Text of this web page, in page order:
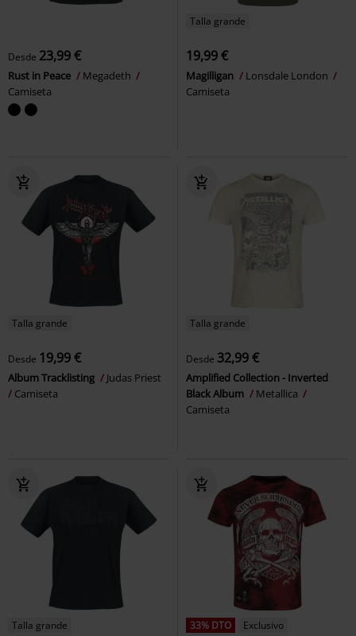
Desde 23,99 €
Rust in Peace
Megadeth
Camiseta
Talla grande
19,99 €
Magilligan
Lonsdale London
Camiseta
Talla grande
Desde 19,99 €
Album Tracklisting
Judas Priest
Camiseta
Talla grande
Desde 32,99 €
Amplified Collection - Inverted
Black Album
Metallica
Camiseta
Talla grande
33% DTO
Exclusivo